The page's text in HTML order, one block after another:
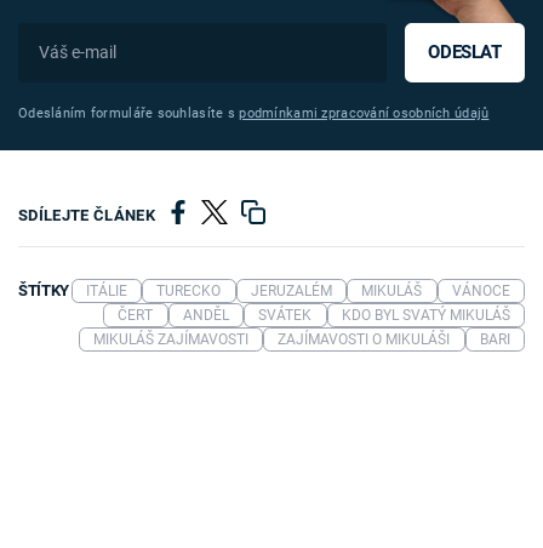
ODESLAT
Odesláním formuláře souhlasíte spodmínkami zpracování osobních údajů
SDÍLEJTE ČLÁNEK
ŠTÍTKY ITÁLIE TURECKO JERUZALÉM MIKULÁŠ
VÁNOCE
ČERT
ANDĚL SVÁTEK
KDO BYL SVATÝ MIKULÁŠ
MIKULÁŠ ZAJÍMAVOSTI
ZAJÍMAVOSTI O MIKULÁŠI BARI